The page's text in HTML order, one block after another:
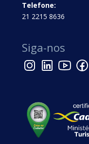
Telefone:
21 2215 8636
Siga-nos